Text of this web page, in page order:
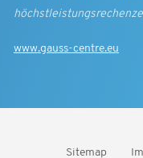
www.gauss-centre.eu
Sitemap